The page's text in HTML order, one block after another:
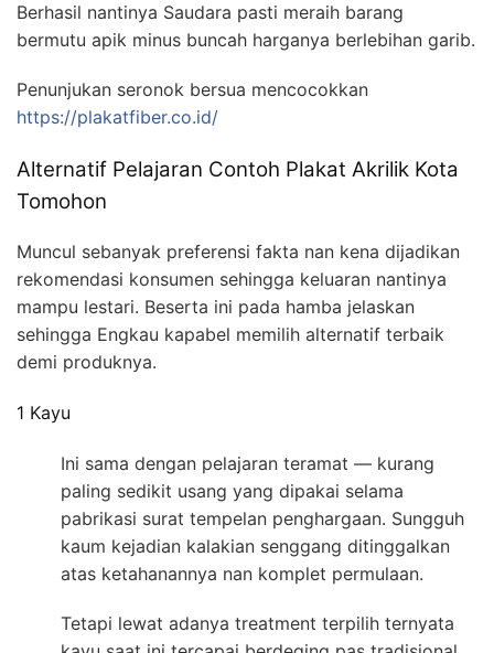
Berhasil nantinya Saudara pasti meraih barang
bermutu apik minus buncah harganya berlebihan garib.
Penunjukan seronok bersua mencocokkan
https://plakatfiber.co.id/
Alternatif Pelajaran Contoh Plakat Akrilik Kota
Tomohon
Muncul sebanyak preferensi fakta nan kena dijadikan
rekomendasi konsumen sehingga keluaran nantinya
mampu lestari. Beserta ini pada hamba jelaskan
sehingga Engkau kapabel memilih alternatif terbaik
demi produknya.
1 Kayu
Ini sama dengan pelajaran teramat — kurang
paling sedikit usang yang dipakai selama
pabrikasi surat tempelan penghargaan. Sungguh
kaum kejadian kalakian senggang ditinggalkan
atas ketahanannya nan komplet permulaan.
Tetapi lewat adanya treatment terpilih ternyata